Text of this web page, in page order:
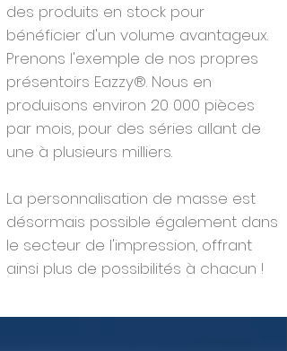
des produits en stock pour
bénéficier d'un volume avantageux.
Prenons l'exemple de nos propres
présentoirs Eazzy®. Nous en
produisons environ 20 000 pièces
par mois, pour des séries allant de
une à plusieurs milliers.
La personnalisation de masse est
désormais possible également dans
le secteur de l'impression, offrant
ainsi plus de possibilités à chacun !